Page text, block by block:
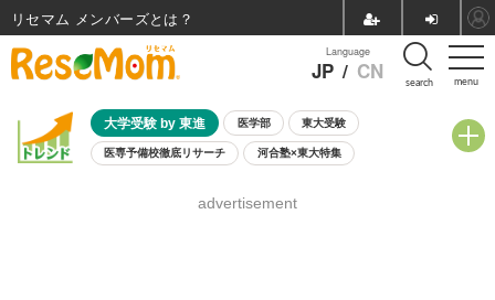
menu
Language
JP / CN search
大学受験 by 東進 医学部 東大受験
医専予備校徹底リサーチ 河合塾×東大特集
8月開催学校説明会・相談会
advertisement
リセマム メンバーズ